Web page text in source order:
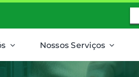
Nossos Serviços